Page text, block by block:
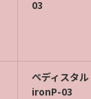
03
ぺディスタル
ironP-03